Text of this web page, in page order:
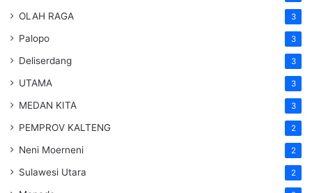
OLAH RAGA 3
Palopo 3
Deliserdang 3
UTAMA 3
MEDAN KITA 3
PEMPROV KALTENG 2
Neni Moerneni 2
Sulawesi Utara 2